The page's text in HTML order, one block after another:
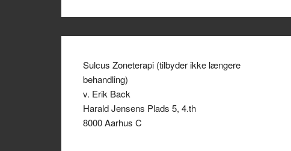
Sulcus Zoneterapi (tilbyder ikke længere
behandling)
v. Erik Back
Harald Jensens Plads 5, 4.th
8000 Aarhus C